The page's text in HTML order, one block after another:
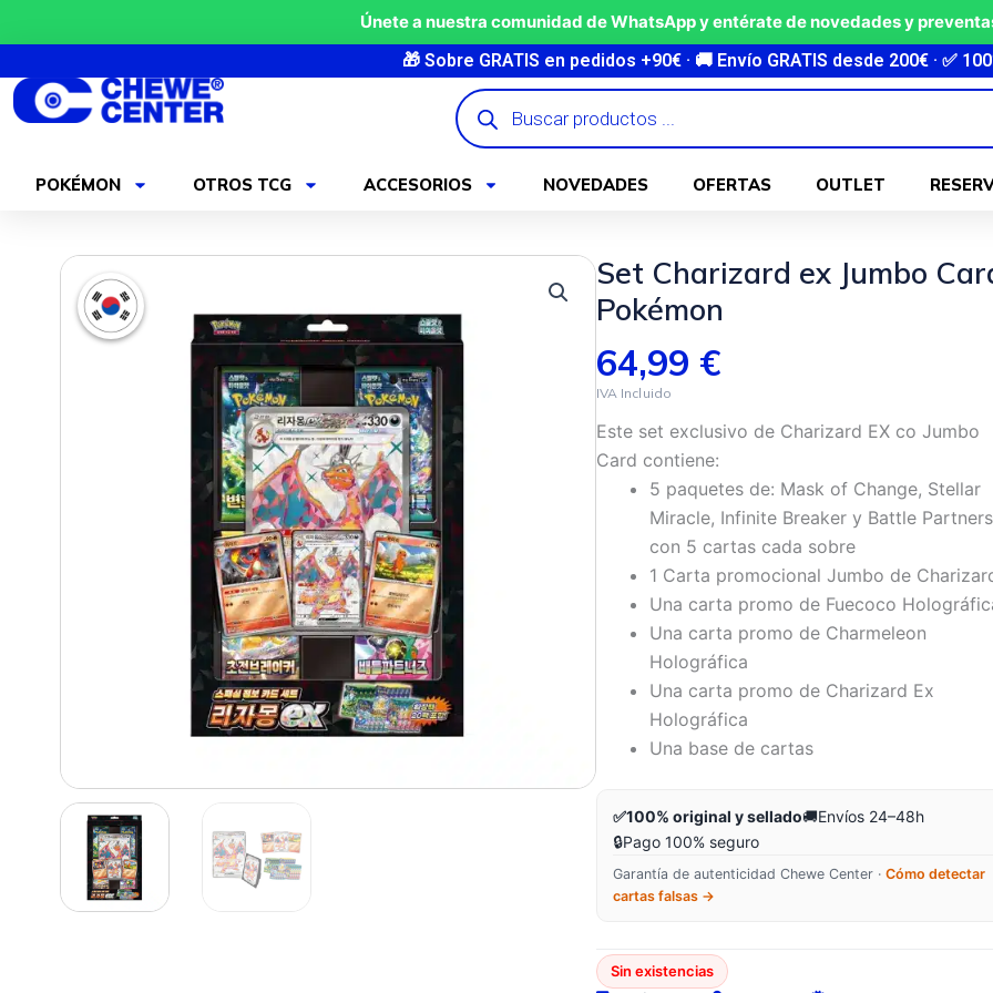
Únete a nuestra comunidad de WhatsApp y entérate de novedades y
al
🎁 Sobre GRATIS en pedidos +90€ · 🚚 Envío GRATIS desde 200€ · ✅ 100%
Búsqueda
de
productos
POKÉMON OTROS TCG ACCESORIOS NOVEDADES OFERTAS OUTLET
Set Charizard ex Jumbo
Pokémon
64,99 €
Este set exclusivo de Charizard EX co Jumbo
Card contiene:
5 paquetes de: Mask of Change, Stellar
Miracle, Infinite Breaker y Battle Partners
con 5 cartas cada sobre
1 Carta promocional Jumbo de
Una carta promo de Fuecoco
Una carta promo de Charmeleon
Holográfica
Una carta promo de Charizard Ex
Holográfica
Una base de cartas
✅100% original y sellado🚚Envíos 24–48h
🔒Pago 100% seguro
Garantía de autenticidad Chewe Center · Cómo detectar
cartas falsas →
Sin existencias